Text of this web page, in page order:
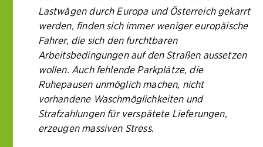
Lastwägen durch Europa und Österreich gekarrt
werden, finden sich immer weniger europäische
Fahrer, die sich den furchtbaren
Arbeitsbedingungen auf den Straßen aussetzen
wollen. Auch fehlende Parkplätze, die
Ruhepausen unmöglich machen, nicht
vorhandene Waschmöglichkeiten und
Strafzahlungen für verspätete Lieferungen,
erzeugen massiven Stress.